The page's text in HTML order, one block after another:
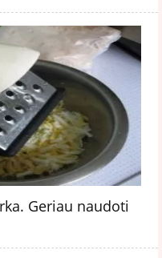
Geriau naudoti